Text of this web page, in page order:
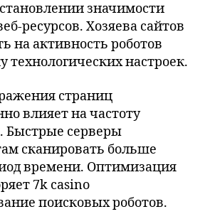
значимости
ресурсов. Хозяева сайтов
на активность роботов
технологических настроек.
страниц
влияет на частоту
Быстрые серверы
сканировать больше
времени. Оптимизация
7k casino
поисковых роботов.